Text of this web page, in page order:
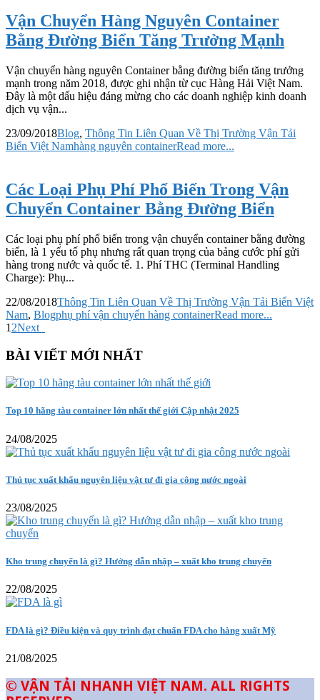
Vận Chuyển Hàng Nguyên Container
Bằng Đường Biển Tăng Trưởng Mạnh
Vận chuyển hàng nguyên Container bằng đường biển tăng trưởng
mạnh trong năm 2018, được ghi nhận từ cục Hàng Hải Việt Nam.
Đây là một dấu hiệu đáng mừng cho các doanh nghiệp kinh doanh
dịch vụ vận...
23/09/2018Blog, Thông Tin Liên Quan Về Thị Trường Vận Tải
Biển Việt Namhàng nguyên containerRead more...
Các Loại Phụ Phí Phổ Biến Trong Vận
Chuyển Container Bằng Đường Biển
Các loại phụ phí phổ biến trong vận chuyển container bằng đường
biển, là 1 yếu tố phụ nhưng rất quan trọng của bảng cước phí gửi
hàng trong nước và quốc tế. 1. Phí THC (Terminal Handling
Charge): Phụ...
22/08/2018Thông Tin Liên Quan Về Thị Trường Vận Tải Biển Việt
Nam, Blogphụ phí vận chuyển hàng containerRead more...
1 2Next
BÀI VIẾT MỚI NHẤT
Top 10 hãng tàu container lớn nhất thế giới Cập nhật 2025
24/08/2025
Thủ tục xuất khẩu nguyên liệu vật tư đi gia công nước ngoài
23/08/2025
Kho trung chuyển là gì? Hướng dẫn nhập – xuất kho trung chuyển
22/08/2025
FDA là gì? Điều kiện và quy trình đạt chuẩn FDA cho hàng xuất Mỹ
21/08/2025
© VẬN TẢI NHANH VIỆT NAM. ALL RIGHTS